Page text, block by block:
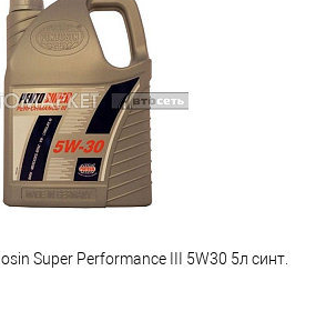
В наличии
Super Performance III 5W30 5л синт.